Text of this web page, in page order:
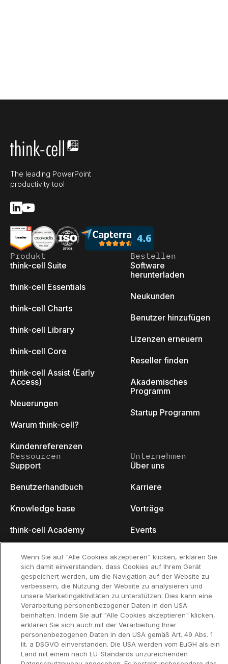
The leading PowerPoint
productivity tool
Produkt
think-cell Suite
think-cell Essentials
think-cell Charts
think-cell Library
think-cell Core
think-cell Assist (Early
Access)
Neuerungen
Warum think-cell?
Kundenreferenzen
Bestellen
Software
herunterladen
Neukunden
Benutzer hinzufügen
Lizenzen erneuern
Reseller finden
Akademisches
Programm
Startup Programm
Ressourcen
Support
Benutzerhandbuch
Knowledge base
think-cell Academy
Content Hub
Webinare
Unternehmen
Über uns
Karriere
Vorträge
Events
Kontakt
©2002-2026 think-cell Software GmbH
Datenschutzerklär
ung
Kontaktinformationen und rechtlicher
Hinweis
Wenn Sie auf "Alle Cookies akzeptieren" klicken, erklären Sie
sich damit einverstanden, dass Cookies auf Ihrem Gerät
gespeichert werden, um die Navigation auf der Website zu
verbessern, die Nutzung der Website zu analysieren und
unsere Marketingaktivitäten zu unterstützen. Dies kann eine
Verarbeitung personenbezogener Daten in den USA
beinhalten. Indem Sie auf "Alle Cookies akzeptieren" klicken,
erklären Sie sich auch mit der Verarbeitung Ihrer
personenbezogenen Daten in den USA gemäß Art. 49 Abs. 1
lit. a DSGVO einverstanden. Die USA werden vom EuGH als ein
Land mit einem nach EU-Standards unzureichenden